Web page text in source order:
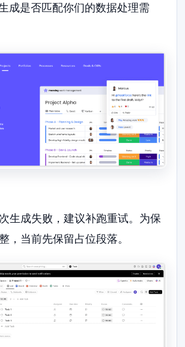
成是否匹配你们的数据处理需
生成失败，建议补跑重试。为保
，当前先保留占位段落。